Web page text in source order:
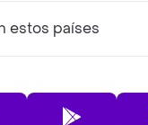
estos países